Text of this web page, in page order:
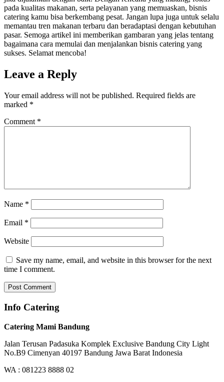
pada kualitas makanan, serta pelayanan yang memuaskan, bisnis
catering kamu bisa berkembang pesat. Jangan lupa juga untuk selalu
memantau tren makanan terbaru dan beradaptasi dengan kebutuhan
pasar. Semoga artikel ini memberikan gambaran yang jelas tentang
bagaimana cara memulai dan menjalankan bisnis catering yang
sukses. Selamat mencoba!
Leave a Reply
Your email address will not be published. Required fields are
marked *
Comment *
Name *
Email *
Website
Save my name, email, and website in this browser for the next
time I comment.
Info Catering
Catering Mami Bandung
Jalan Terusan Padasuka Komplek Exclusive Bandung City Light
No.B9 Cimenyan 40197 Bandung Jawa Barat Indonesia
WA : 081223 8888 02